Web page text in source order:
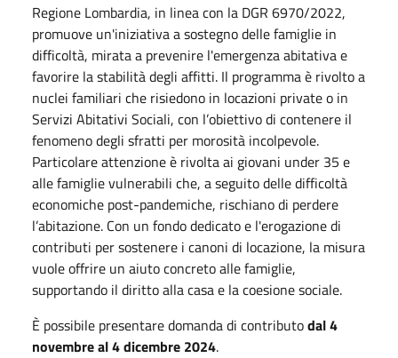
Regione Lombardia, in linea con la DGR 6970/2022,
promuove un'iniziativa a sostegno delle famiglie in
difficoltà, mirata a prevenire l'emergenza abitativa e
favorire la stabilità degli affitti. Il programma è rivolto a
nuclei familiari che risiedono in locazioni private o in
Servizi Abitativi Sociali, con l’obiettivo di contenere il
fenomeno degli sfratti per morosità incolpevole.
Particolare attenzione è rivolta ai giovani under 35 e
alle famiglie vulnerabili che, a seguito delle difficoltà
economiche post-pandemiche, rischiano di perdere
l’abitazione. Con un fondo dedicato e l'erogazione di
contributi per sostenere i canoni di locazione, la misura
vuole offrire un aiuto concreto alle famiglie,
supportando il diritto alla casa e la coesione sociale.
È possibile presentare domanda di contributodal 4
novembre al 4 dicembre 2024.